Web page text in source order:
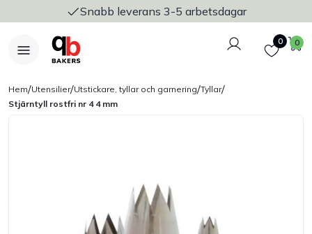
Snabb leverans 3-5 arbetsdagar
Logga in
Favoriter
0 0
Bageriplåtar & bakformar
Hem/Utensilier/Utstickare, tyllar och garnering/Tyllar/
Stjärntyll rostfri nr 4 4 mm